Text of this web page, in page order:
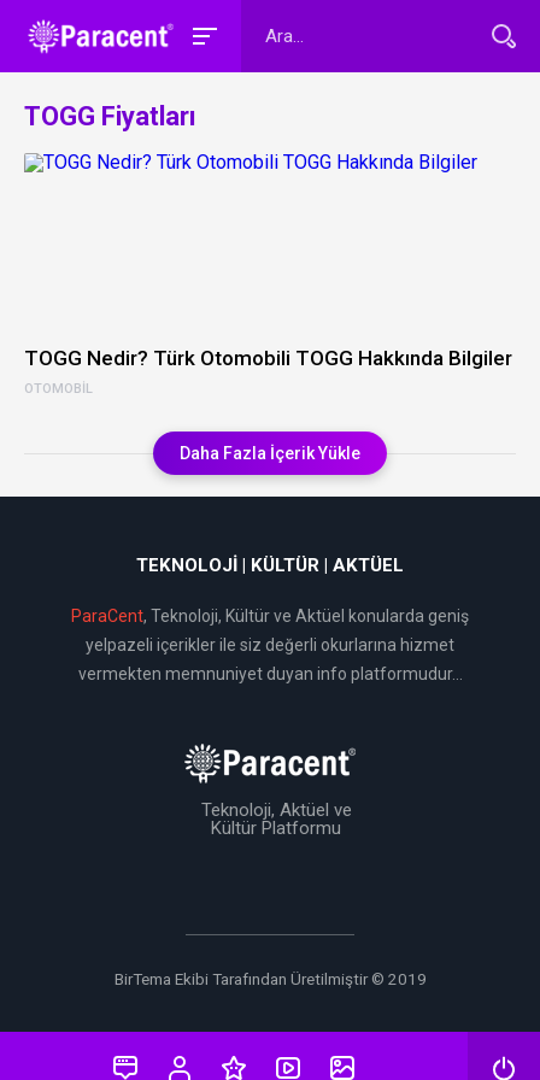
TOGG Fiyatları
OTOMOBIL
TOGG Nedir? Türk Otomobili TOGG Hakkında Bilgiler
Daha Fazla İçerik Yükle
TEKNOLOJI | KÜLTÜR | AKTÜEL
ParaCent, Teknoloji, Kültür ve Aktüel konularda geniş
yelpazeli içerikler ile siz değerli okurlarına hizmet
vermekten memnuniyet duyan info platformudur...
Teknoloji, Aktüel ve
Kültür Platformu
BirTema Ekibi Tarafından Üretilmiştir © 2019